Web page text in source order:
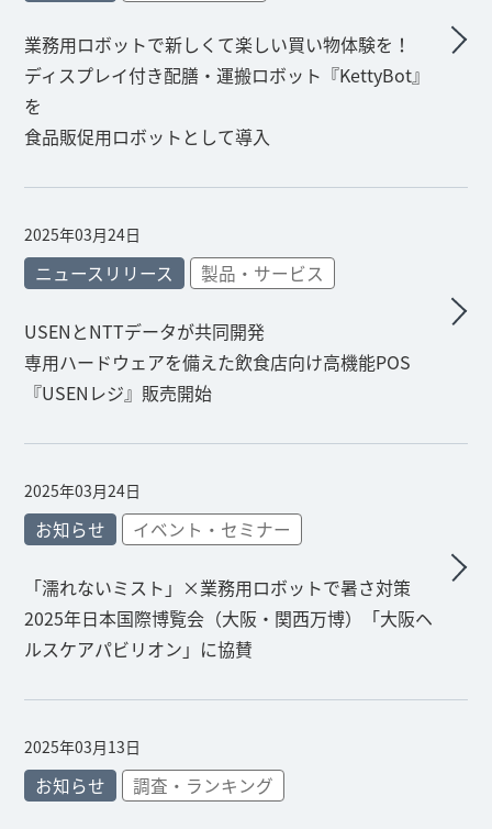
業務用ロボットで新しくて楽しい買い物体験を！
ディスプレイ付き配膳・運搬ロボット『KettyBot』
を
食品販促用ロボットとして導入
2025年03月24日
ニュースリリース 製品・サービス
USENとNTTデータが共同開発
専用ハードウェアを備えた飲食店向け高機能POS
『USENレジ』販売開始
2025年03月24日
お知らせ イベント・セミナー
「濡れないミスト」×業務用ロボットで暑さ対策
2025年日本国際博覧会（大阪・関西万博）「大阪ヘ
ルスケアパビリオン」に協賛
2025年03月13日
お知らせ 調査・ランキング